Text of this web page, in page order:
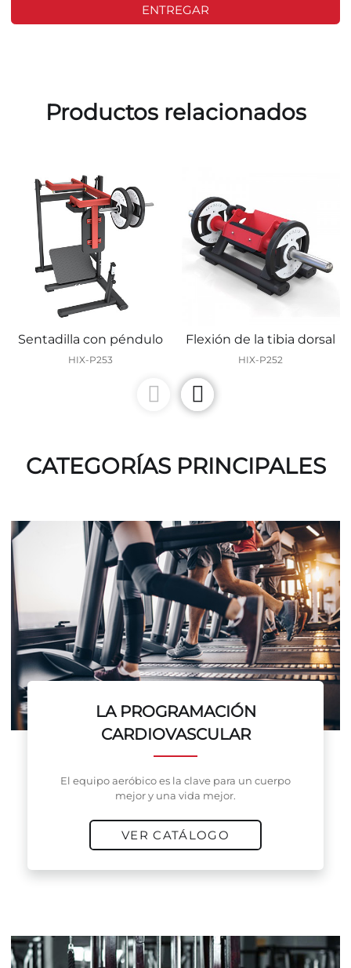
ENTREGAR
Productos relacionados
Sentadilla con péndulo
HIX-P253
Flexión de la tibia dorsal
HIX-P252
CATEGORÍAS PRINCIPALES
LA PROGRAMACIÓN
CARDIOVASCULAR
El equipo aeróbico es la clave para un cuerpo
mejor y una vida mejor.
VER CATÁLOGO